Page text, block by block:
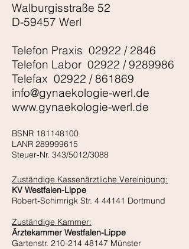
Walburgisstraße 52
D-59457 Werl
Telefon Praxis 02922 / 2846
Telefon Labor 02922 /9289986
Telefax 02922 / 861869
info@gynaekologie-werl.de
www.gynaekologie-werl.de
BSNR 181148100
LANR 289999615
Steuer-Nr. 343/5012/3088
Zuständige Kassenärztliche Vereinigung:
KV Westfalen-Lippe
Robert-Schimrigk Str. 4 44141 Dortmund
Zuständige Kammer:
Ärztekammer Westfalen-Lippe
Gartenstr. 210-214 48147 Münster